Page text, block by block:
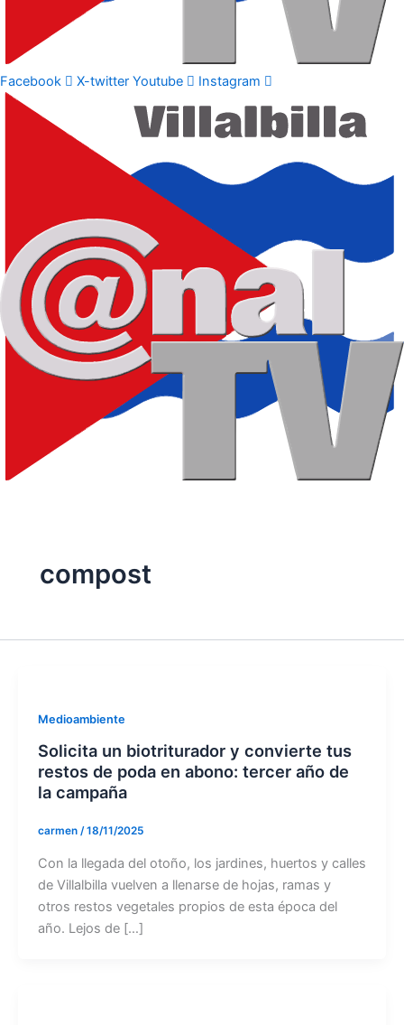
Facebook X-twitter Youtube Instagram
compost
Medioambiente
Solicita un biotriturador y convierte tus
restos de poda en abono: tercer año de
la campaña
carmen /18/11/2025
Con la llegada del otoño, los jardines, huertos y calles
de Villalbilla vuelven a llenarse de hojas, ramas y
otros restos vegetales propios de esta época del
año. Lejos de […]